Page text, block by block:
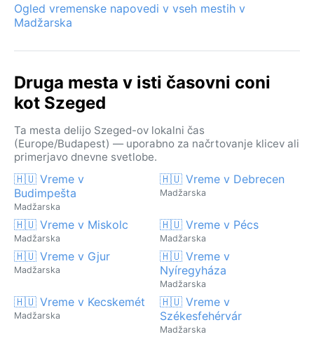
Ogled vremenske napovedi v vseh mestih v
Madžarska
Druga mesta v isti časovni coni
kot Szeged
Ta mesta delijo Szeged-ov lokalni čas
(Europe/Budapest) — uporabno za načrtovanje klicev ali
primerjavo dnevne svetlobe.
🇭🇺 Vreme v
Budimpešta
Madžarska
🇭🇺 Vreme v Debrecen
Madžarska
🇭🇺 Vreme v Miskolc
Madžarska
🇭🇺 Vreme v Pécs
Madžarska
🇭🇺 Vreme v Gjur
Madžarska
🇭🇺 Vreme v
Nyíregyháza
Madžarska
🇭🇺 Vreme v Kecskemét
Madžarska
🇭🇺 Vreme v
Székesfehérvár
Madžarska